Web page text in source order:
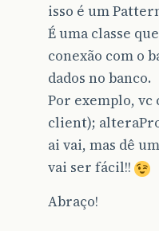
isso é um
É uma classe
conexão com o
dados no banco.
Por exemplo,
client);
ai vai, mas dê
vai ser fácil!!
Abraço!